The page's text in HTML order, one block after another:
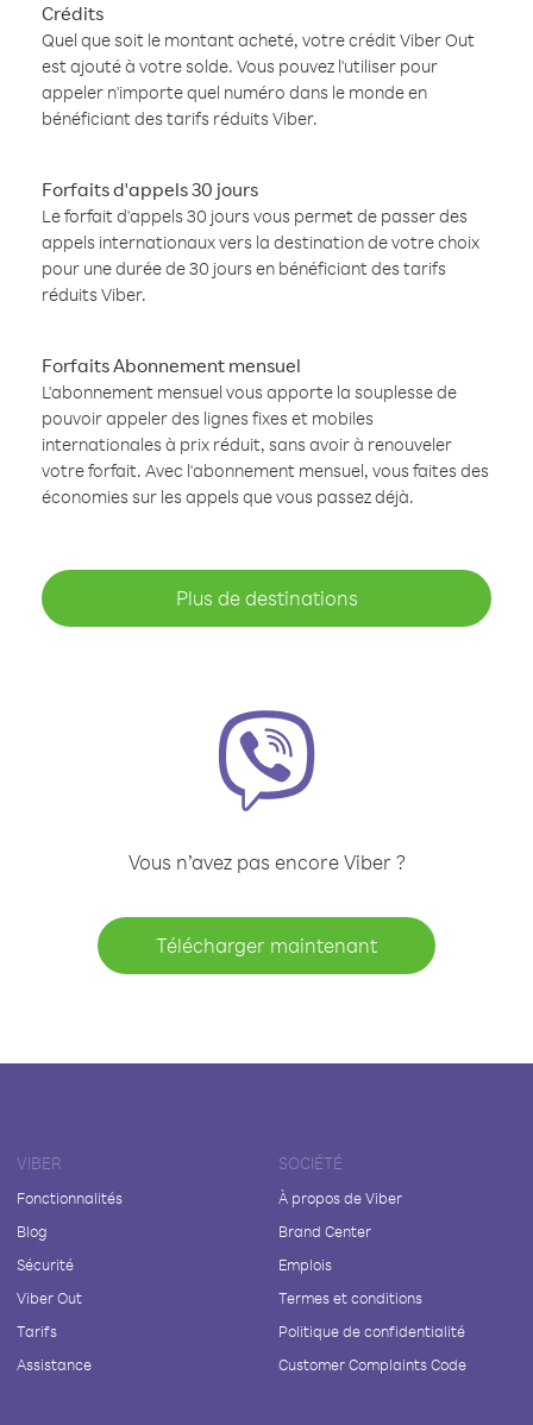
Crédits
Quel que soit le montant acheté, votre crédit Viber Out
est ajouté à votre solde. Vous pouvez l'utiliser pour
appeler n'importe quel numéro dans le monde en
bénéficiant des tarifs réduits Viber.
Forfaits d'appels 30 jours
Le forfait d'appels 30 jours vous permet de passer des
appels internationaux vers la destination de votre choix
pour une durée de 30 jours en bénéficiant des tarifs
réduits Viber.
Forfaits Abonnement mensuel
L'abonnement mensuel vous apporte la souplesse de
pouvoir appeler des lignes fixes et mobiles
internationales à prix réduit, sans avoir à renouveler
votre forfait. Avec l'abonnement mensuel, vous faites des
économies sur les appels que vous passez déjà.
Plus de destinations
Vous n’avez pas encore Viber ?
Télécharger maintenant
VIBER
Fonctionnalités
Blog
Sécurité
Viber Out
Tarifs
Assistance
SOCIÉTÉ
À propos de Viber
Brand Center
Emplois
Termes et conditions
Politique de confidentialité
Customer Complaints Code